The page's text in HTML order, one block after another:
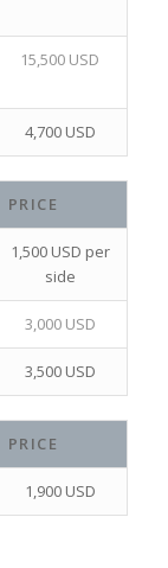
15,500 USD
4,700 USD
PRICE
1,500 USD per
side
3,000 USD
3,500 USD
PRICE
1,900 USD